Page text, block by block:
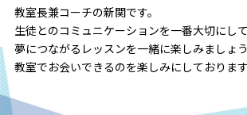
教室長兼コーチの新関です。
生徒とのコミュニケーションを一番大切にして
夢につながるレッスンを一緒に楽しみましょう
教室でお会いできるのを楽しみにしております